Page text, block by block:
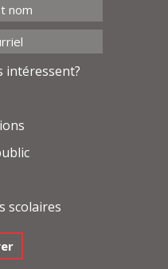
intéressent?
scolaires